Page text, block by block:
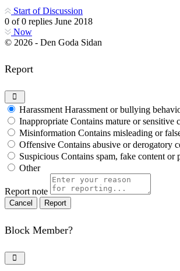
Start of Discussion
0 of0 replies June 2018
Now
© 2026 - Den Goda Sidan
Report
Harassment Harassment or bullying
Inappropriate Contains mature or sensitive
Misinformation Contains misleading or
Offensive Contains abusive or derogatory
Suspicious Contains spam, fake content or
Other
Report note
Report
Block Member?